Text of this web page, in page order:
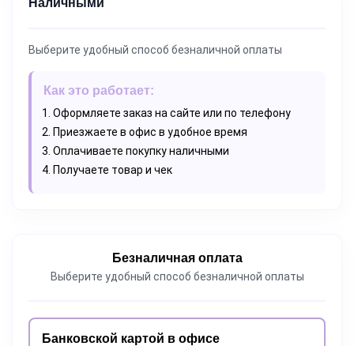
Выберите удобный способ безналичной оплаты
Как это работает:
Оформляете заказ на сайте или по телефону
Приезжаете в офис в удобное время
Оплачиваете покупку наличными
Получаете товар и чек
Безналичная оплата
Выберите удобный способ безналичной оплаты
Банковской картой в офисе